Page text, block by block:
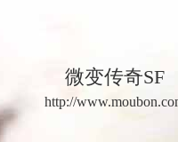
微变传奇SF
http://